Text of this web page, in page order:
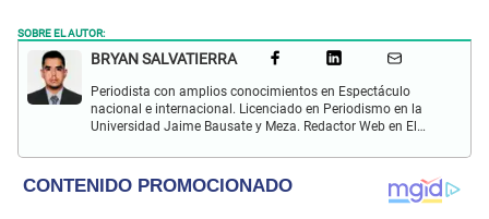
SOBRE EL AUTOR:
BRYAN SALVATIERRA
Periodista con amplios conocimientos en Espectáculo
nacional e internacional. Licenciado en Periodismo en la
Universidad Jaime Bausate y Meza. Redactor Web en El
películas, series, videojuegos y espectáculo.